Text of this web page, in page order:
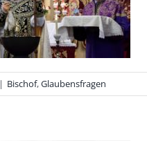
| Bischof,Glaubensfragen